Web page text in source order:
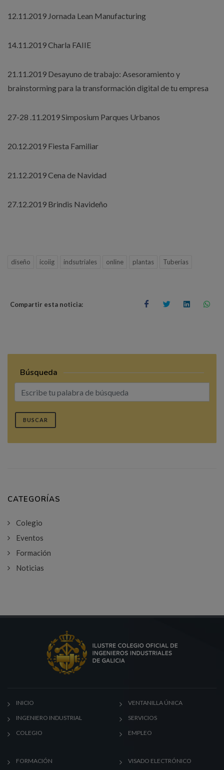
12.11.2019 Jornada Lean Manufacturing
14.11.2019 Charla FAIIE
21.11.2019 Desayuno de trabajo: Asesoramiento y
brainstorming para la transformación digital de tu empresa
27-28 .11.2019 Simposium Parques Urbanos
20.12.2019 Fiesta Familiar
21.12.2019 Cena de Navidad
27.12.2019 Brindis Navideño
diseño icoiig indsutriales online plantas Tuberias
Compartir esta noticia:
Búsqueda
BUSCAR
CATEGORÍAS
Colegio
Eventos
Formación
Noticias
INICIO
INGENIERO INDUSTRIAL
COLEGIO
VENTANILLA ÚNICA
SERVICIOS
EMPLEO
FORMACIÓN VISADO ELECTRÓNICO